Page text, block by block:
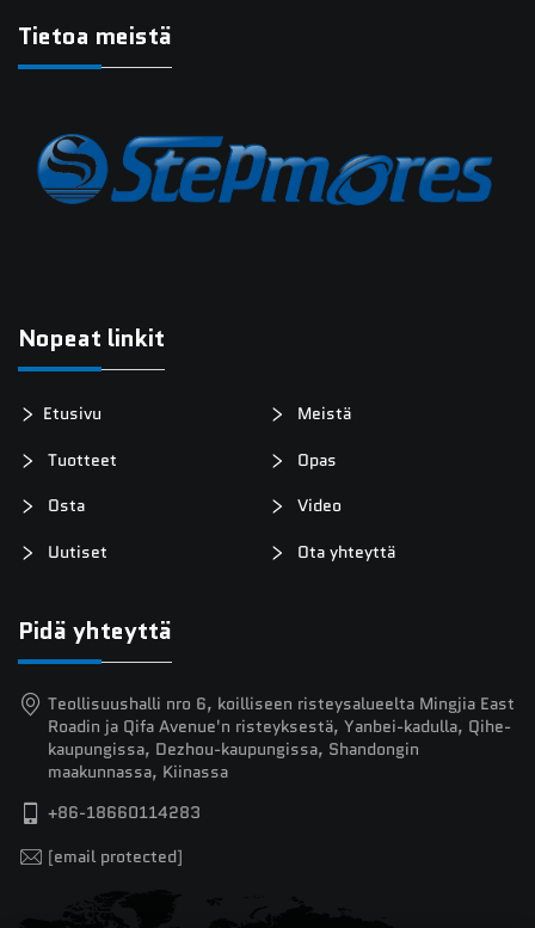
Tietoa meistä
Nopeat linkit
Etusivu
Meistä
Tuotteet
Opas
Osta
Video
Uutiset
Ota yhteyttä
Pidä yhteyttä
Teollisuushalli nro 6, koilliseen risteysalueelta Mingjia East
Roadin ja Qifa Avenue'n risteyksestä, Yanbei-kadulla, Qihe-
kaupungissa, Dezhou-kaupungissa, Shandongin
maakunnassa, Kiinassa
+86-18660114283
[email protected]